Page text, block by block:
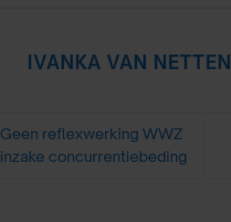
IVANKA VAN NETTEN
Geen reflexwerking WWZ
inzake concurrentiebeding